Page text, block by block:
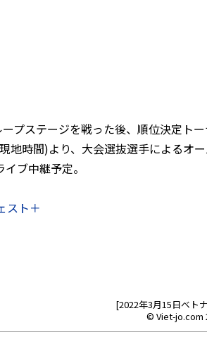
プステージを戦った後、順位決定ト
時間)より、大会選抜選手によるオ
ブ中継予定。
スト＋
[2022年3月15日ベト
© Viet-jo.com